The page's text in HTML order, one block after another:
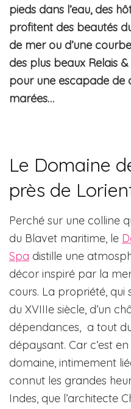
pieds dans l’eau, des
profitent des beautés
de mer ou d’une
des plus beaux Relais
pour une escapade de
marées…
Le Domaine
près de
Perché sur une colline
du Blavet maritime, le
Spa distille une
décor inspiré par la
cours. La propriété, qui
du XVIIIe siècle, d’un
dépendances, a tout
dépaysant. Car c’est
domaine, intimement
connut les grandes
Indes, que l’architecte